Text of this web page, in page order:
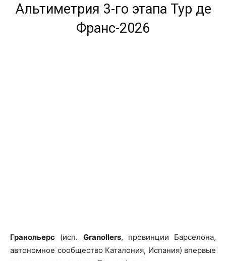
Альтиметрия 3-го этапа Тур де
Франс-2026
Гранольерс (исп. Granollers, провинции Барселона,
автономное сообщество Каталония, Испания) впервые